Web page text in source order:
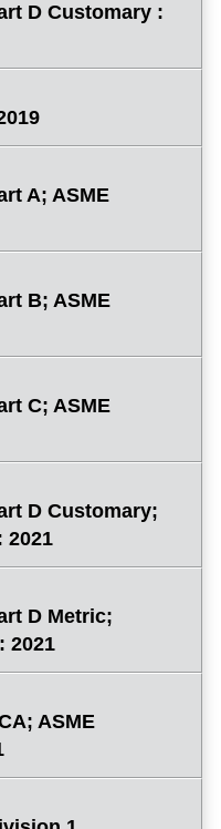
D Customary :
A; ASME
B; ASME
C; ASME
D Customary;
2021
D Metric;
2021
ASME